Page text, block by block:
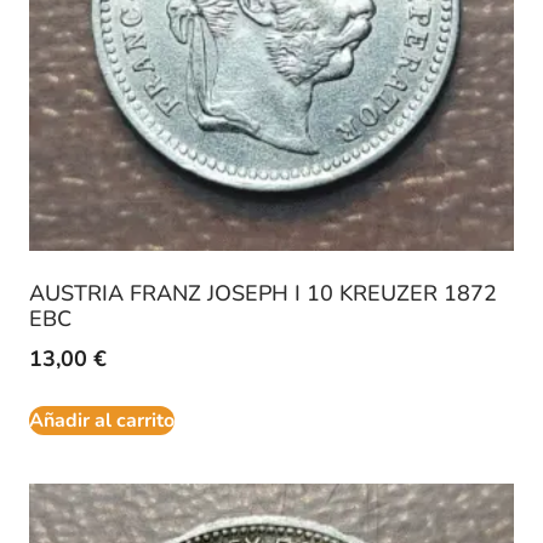
AUSTRIA FRANZ JOSEPH I 10 KREUZER 1872
EBC
13,00 €
Añadir al carrito